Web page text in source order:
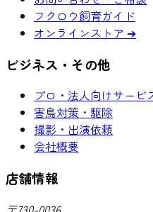
フクロウ飼育ガイド
オンラインストア ➔
ビジネス・その他
プロ・法人向けサービ
害鳥対策・駆除
撮影・出演依頼
会社概要
店舗情報